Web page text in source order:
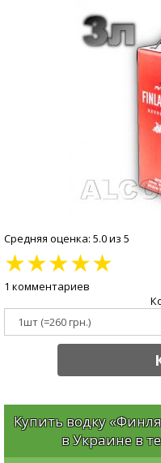
Средняя оценка: 5.0 из 5
★★★★★
1 комментариев
Купить водку
в Украине в